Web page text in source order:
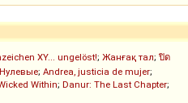
XY... ungelöst!; Жанғақ тал; ปิด
Нулевые; Andrea, justicia de mujer;
Within; Danur: The Last Chapter;